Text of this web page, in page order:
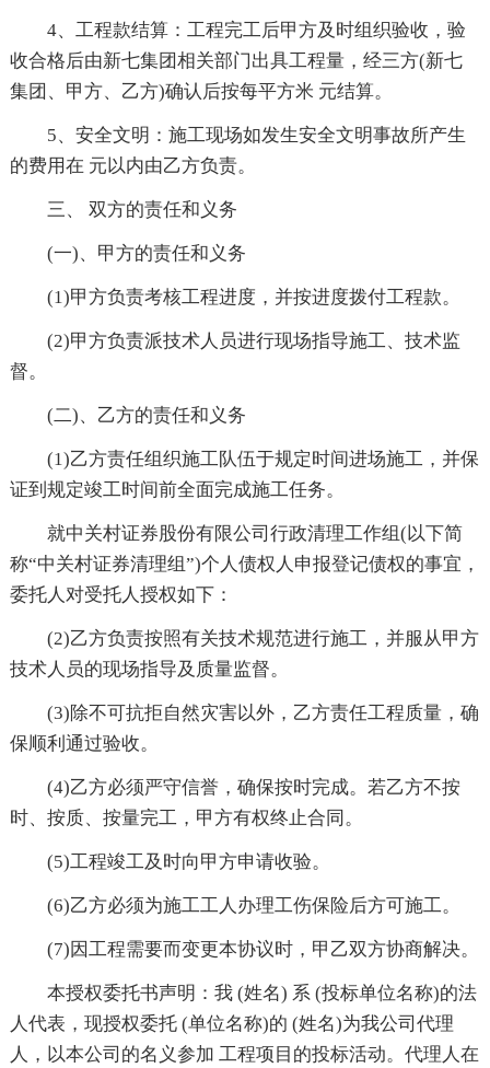
4、工程款结算：工程完工后甲方及时组织验收，验
收合格后由新七集团相关部门出具工程量，经三方(新七
集团、甲方、乙方)确认后按每平方米 元结算。
5、安全文明：施工现场如发生安全文明事故所产生
的费用在 元以内由乙方负责。
三、 双方的责任和义务
(一)、甲方的责任和义务
(1)甲方负责考核工程进度，并按进度拨付工程款。
(2)甲方负责派技术人员进行现场指导施工、技术监
督。
(二)、乙方的责任和义务
(1)乙方责任组织施工队伍于规定时间进场施工，并保
证到规定竣工时间前全面完成施工任务。
就中关村证券股份有限公司行政清理工作组(以下简
称“中关村证券清理组”)个人债权人申报登记债权的事宜，
委托人对受托人授权如下：
(2)乙方负责按照有关技术规范进行施工，并服从甲方
技术人员的现场指导及质量监督。
(3)除不可抗拒自然灾害以外，乙方责任工程质量，确
保顺利通过验收。
(4)乙方必须严守信誉，确保按时完成。若乙方不按
时、按质、按量完工，甲方有权终止合同。
(5)工程竣工及时向甲方申请收验。
(6)乙方必须为施工工人办理工伤保险后方可施工。
(7)因工程需要而变更本协议时，甲乙双方协商解决。
本授权委托书声明：我 (姓名) 系 (投标单位名称)的法
人代表，现授权委托 (单位名称)的 (姓名)为我公司代理
人，以本公司的名义参加 工程项目的投标活动。代理人在